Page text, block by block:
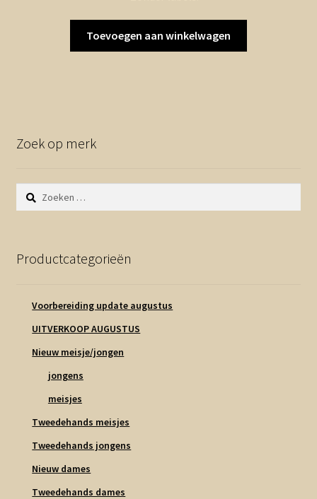
Toevoegen aan winkelwagen
Zoek op merk
Zoeken
naar:
Productcategorieën
Voorbereiding update augustus
UITVERKOOP AUGUSTUS
Nieuw meisje/jongen
jongens
meisjes
Tweedehands meisjes
Tweedehands jongens
Nieuw dames
Tweedehands dames